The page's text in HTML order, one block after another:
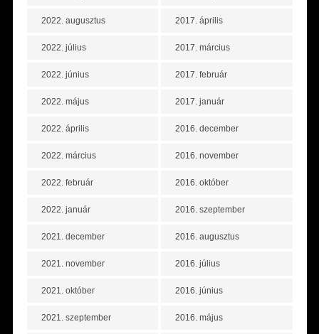
2022. augusztus
2022. július
2022. június
2022. május
2022. április
2022. március
2022. február
2022. január
2021. december
2021. november
2021. október
2021. szeptember
2017. április
2017. március
2017. február
2017. január
2016. december
2016. november
2016. október
2016. szeptember
2016. augusztus
2016. július
2016. június
2016. május